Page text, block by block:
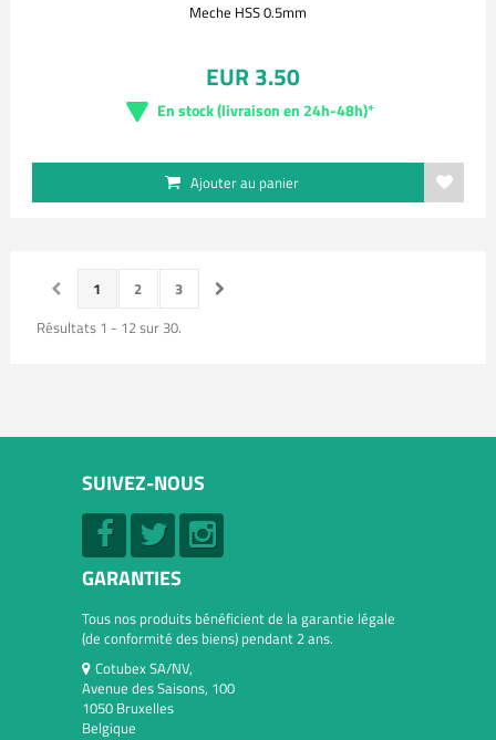
Meche HSS 0.5mm
EUR 3.50
En stock (livraison en 24h-48h)*
Ajouter au panier
1 2
3
Résultats 1 - 12 sur 30.
SUIVEZ-NOUS
GARANTIES
Tous nos produits bénéficient de la garantie légale
(de conformité des biens) pendant 2 ans.
Cotubex SA/NV,
Avenue des Saisons, 100
1050 Bruxelles
Belgique